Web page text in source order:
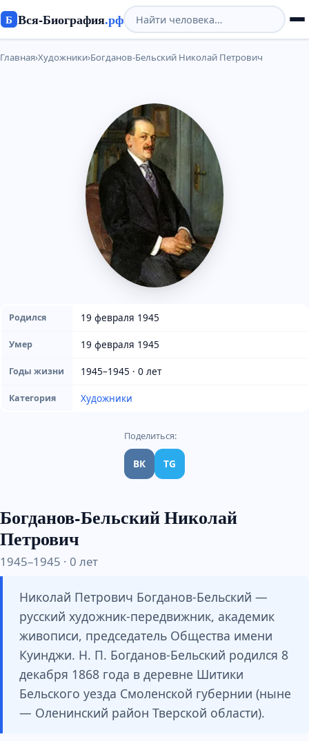
Б Вся-Биография.рф
Главная›Художники›Богданов-Бельский Николай Петрович
Родился 19 февраля 1945
Умер 19 февраля 1945
Годы жизни 1945–1945 · 0 лет
Категория Художники
Поделиться:
ВК TG
Богданов-Бельский Николай
Петрович
1945–1945 · 0 лет
Николай Петрович Богданов-Бельский —
русский художник-передвижник, академик
живописи, председатель Общества имени
Куинджи. Н. П. Богданов-Бельский родился 8
декабря 1868 года в деревне Шитики
Бельского уезда Смоленской губернии (ныне
— Оленинский район Тверской области).